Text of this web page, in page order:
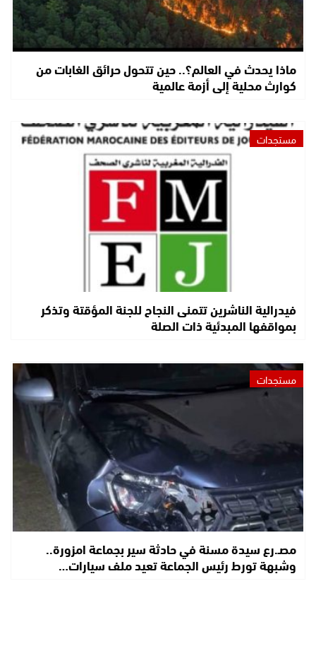
ماذا يحدث في العالم؟.. حين تتحول حرائق الغابات من
كوارث محلية إلى أزمة عالمية
مستجدات
فيدرالية الناشرين تتمنى النجاح للجنة المؤقتة وتذكر
بمواقفها المبدئية ذات الصلة
مستجدات
مصـ.رع سيدة مسنة في حادثة سير بجماعة امزورة..
وشبهة تورط رئيس الجماعة تعيد ملف سيارات…